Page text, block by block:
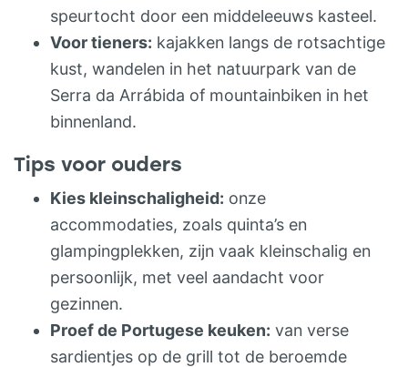
speurtocht door een middeleeuws kasteel.
Voor tieners: kajakken langs de rotsachtige
kust, wandelen in het natuurpark van de
Serra da Arrábida of mountainbiken in het
binnenland.
Tips voor ouders
Kies kleinschaligheid: onze
accommodaties, zoals quinta’s en
glampingplekken, zijn vaak kleinschalig en
persoonlijk, met veel aandacht voor
gezinnen.
Proef de Portugese keuken: van verse
sardientjes op de grill tot de beroemde